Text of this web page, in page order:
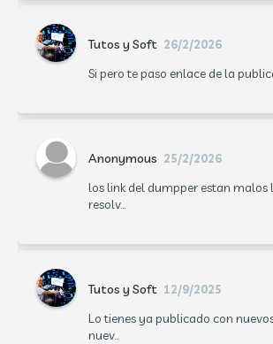
Tutos y Soft 26/2/2026
Si pero te paso enlace de la
Anonymous 25/2/2026
los link del dumpper estan malos
resolv...
Tutos y Soft 12/9/2025
Lo tienes ya publicado con
nuev...